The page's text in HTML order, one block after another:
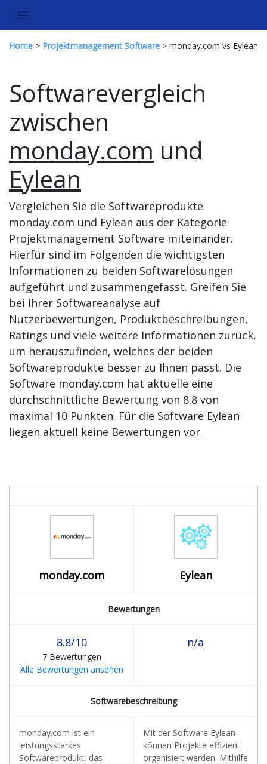
Home > Projektmanagement Software > monday.com vs Eylean
Softwarevergleich
zwischen
monday.com und
Eylean
Vergleichen Sie die Softwareprodukte
monday.com und Eylean aus der Kategorie
Projektmanagement Software miteinander.
Hierfür sind im Folgenden die wichtigsten
Informationen zu beiden Softwarelösungen
aufgeführt und zusammengefasst. Greifen Sie
bei Ihrer Softwareanalyse auf
Nutzerbewertungen, Produktbeschreibungen,
Ratings und viele weitere Informationen zurück,
um herauszufinden, welches der beiden
Softwareprodukte besser zu Ihnen passt. Die
Software monday.com hat aktuelle eine
durchschnittliche Bewertung von 8.8 von
maximal 10 Punkten. Für die Software Eylean
liegen aktuell keine Bewertungen vor.
monday.com Eylean
Bewertungen
8.8/10
7 Bewertungen
Alle Bewertungen ansehen
n/a
Softwarebeschreibung
monday.com ist ein
leistungsstarkes
Softwareprodukt, das
Mit der Software Eylean
können Projekte effizient
organisiert werden. Mithilfe